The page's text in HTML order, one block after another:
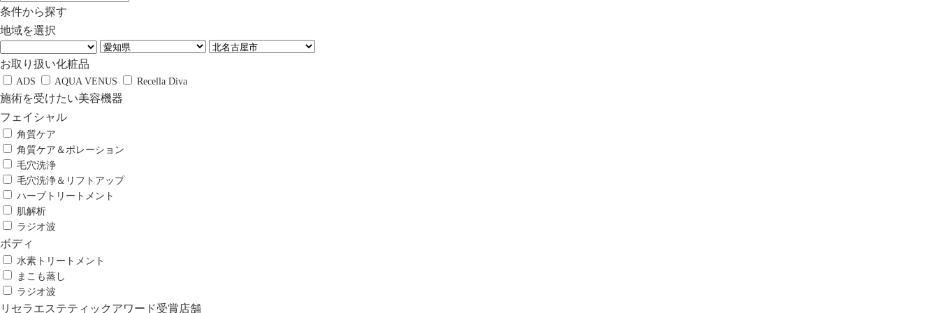
条件から探す
地域を選択
お取り扱い化粧品
ADS AQUA VENUS Recella Diva
施術を受けたい美容機器
フェイシャル
角質ケア
角質ケア＆ポレーション
毛穴洗浄
毛穴洗浄＆リフトアップ
ハーブトリートメント
肌解析
ラジオ波
ボディ
水素トリートメント
まこも蒸し
ラジオ波
リセラエステティックアワード受賞店舗